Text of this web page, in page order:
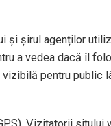
șirul agenților
a vedea dacă îl
pentru public